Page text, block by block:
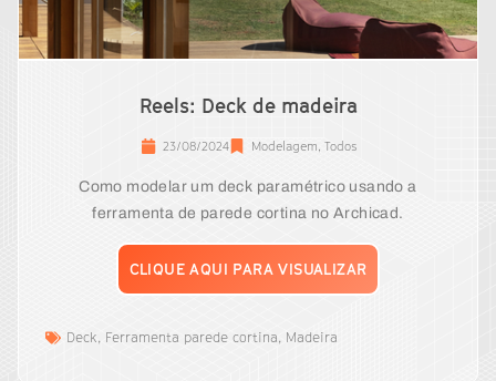
Reels: Deck de madeira
23/08/2024 Modelagem Todos
Como modelar um deck paramétrico usando a
ferramenta de parede cortina no Archicad.
CLIQUE AQUI PARA VISUALIZAR
Deck, Ferramenta parede cortina, Madeira